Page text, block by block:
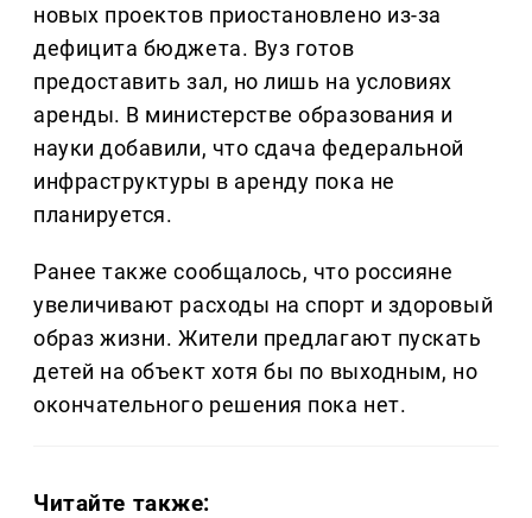
новых проектов приостановлено из-за
дефицита бюджета. Вуз готов
предоставить зал, но лишь на условиях
аренды. В министерстве образования и
науки добавили, что сдача федеральной
инфраструктуры в аренду пока не
планируется.
Ранее также сообщалось, что россияне
увеличивают расходы на спорт и здоровый
образ жизни. Жители предлагают пускать
детей на объект хотя бы по выходным, но
окончательного решения пока нет.
Читайте также: